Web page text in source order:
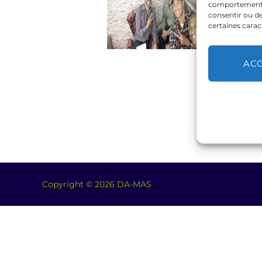
comportement
consentir ou
certaines
Copyright © 2026 DA-MAS